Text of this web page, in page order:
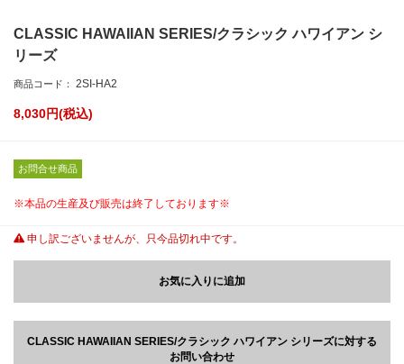
CLASSIC HAWAIIAN SERIES/クラシック ハワイアン シ
リーズ
商品コード： 2SI-HA2
8,030円(税込)
お問合せ商品
※本品の生産及び販売は終了しております※
申し訳ございませんが、只今品切れ中です。
お気に入りに追加
CLASSIC HAWAIIAN SERIES/クラシック ハワイアン シリーズに対する
お問い合わせ